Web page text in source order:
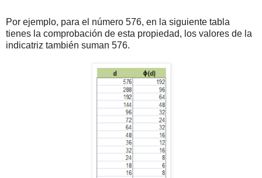
Por ejemplo, para el número 576, en la siguiente tabla
tienes la comprobación de esta propiedad, los valores de la
indicatriz también suman 576.